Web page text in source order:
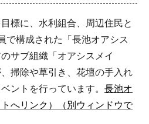
標に、水利組合、周辺住民と
で構成された「長池オアシス
サブ組織「オアシスメイ
掃除や草引き、花壇の手入れ
ントを行っています。 長池オ
へリンク）（別ウィンドウで